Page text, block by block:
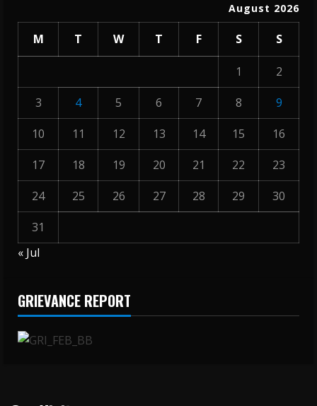
August 2026
M T W T F S S
1
2
3
4 5 6 7 8
9
10
11 12 13 14 15
16
17
18 19 20 21 22
23
24
25 26 27 28 29
30
31
« Jul
GRIEVANCE REPORT